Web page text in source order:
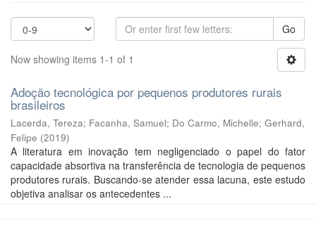
Go
Now showing items 1-1 of 1
Adoção tecnológica por pequenos produtores rurais
brasileiros
Lacerda, Tereza; Facanha, Samuel; Do Carmo, Michelle; Gerhard,
Felipe (2019)
A literatura em inovação tem negligenciado o papel do fator
capacidade absortiva na transferência de tecnologia de pequenos
produtores rurais. Buscando-se atender essa lacuna, este estudo
objetiva analisar os antecedentes ...